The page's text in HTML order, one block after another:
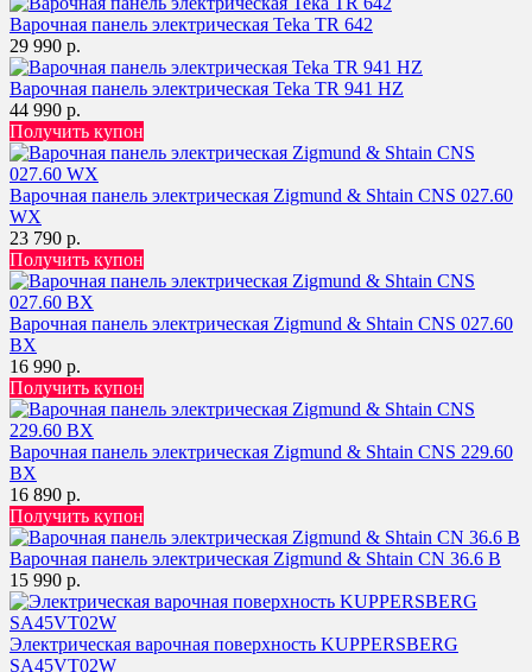
Варочная панель электрическая Teka TR 642
29 990 р.
Варочная панель электрическая Teka TR 941 HZ
44 990 р.
Получить купон
Варочная панель электрическая Zigmund & Shtain CNS 027.60
WX
23 790 р.
Получить купон
Варочная панель электрическая Zigmund & Shtain CNS 027.60
BX
16 990 р.
Получить купон
Варочная панель электрическая Zigmund & Shtain CNS 229.60
BX
16 890 р.
Получить купон
Варочная панель электрическая Zigmund & Shtain CN 36.6 B
15 990 р.
Электрическая варочная поверхность KUPPERSBERG
SA45VT02W